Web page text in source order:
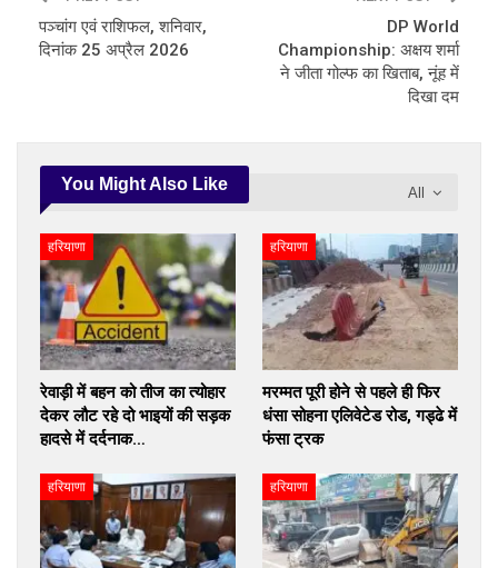
पञ्चांग एवं राशिफल, शनिवार,
दिनांक 25 अप्रैल 2026
DP World
Championship: अक्षय शर्मा
ने जीता गोल्फ का खिताब, नूंह में
दिखा दम
All
You Might Also Like
हरियाणा
रेवाड़ी में बहन को तीज का त्योहार
देकर लौट रहे दो भाइयों की सड़क
हादसे में दर्दनाक…
हरियाणा
मरम्मत पूरी होने से पहले ही फिर
धंसा सोहना एलिवेटेड रोड, गड्ढे में
फंसा ट्रक
हरियाणा हरियाणा